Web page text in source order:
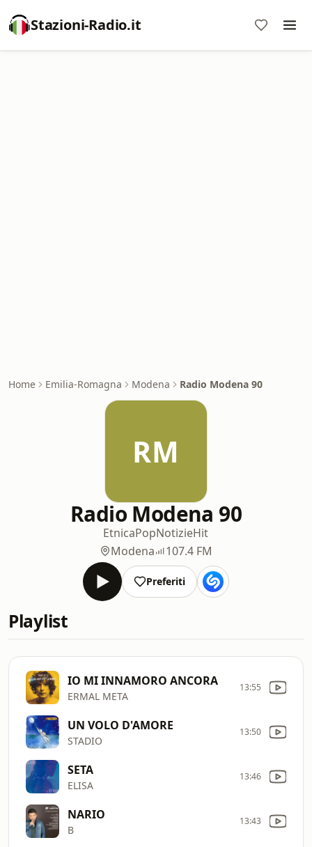
Stazioni-Radio.it
Home Emilia-Romagna Modena Radio Modena 90
RM
Radio Modena 90
EtnicaPopNotizieHit
Modena
107.4 FM
Preferiti
Playlist
IO MI INNAMORO ANCORA
ERMAL META
13:55
UN VOLO D'AMORE
STADIO
13:50
SETA
ELISA
13:46
NARIO
B
13:43